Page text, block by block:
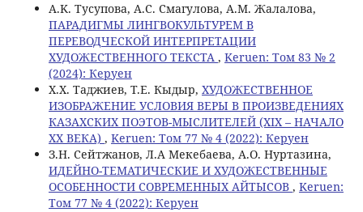
A.K. Тусупова, А.С. Смагулова, A.M. Жалалова,
ПАРАДИГМЫ ЛИНГВОКУЛЬТУРЕМ В
ПЕРЕВОДЧЕСКОЙ ИНТЕРПРЕТАЦИИ
ХУДОЖЕСТВЕННОГО ТЕКСТА , Keruen: Том 83 № 2
(2024): Керуен
Х.Х. Таджиев, Т.Е. Кыдыр, ХУДОЖЕСТВЕННОЕ
ИЗОБРАЖЕНИЕ УСЛОВИЯ ВЕРЫ В ПРОИЗВЕДЕНИЯХ
КАЗАХСКИХ ПОЭТОВ-МЫСЛИТЕЛЕЙ (XIX – НАЧАЛО
XX ВЕКА) , Keruen: Том 77 № 4 (2022): Керуен
З.Н. Сейтжанов, Л.A Мекебаева, А.О. Нуртазина,
ИДЕЙНО-ТЕМАТИЧЕСКИЕ И ХУДОЖЕСТВЕННЫЕ
ОСОБЕННОСТИ СОВРЕМЕННЫХ АЙТЫСОВ , Keruen:
Том 77 № 4 (2022): Керуен